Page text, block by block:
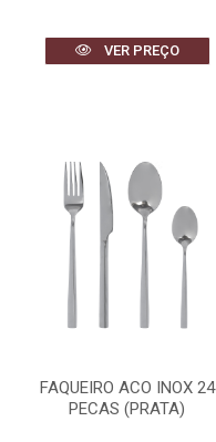
VER PREÇO
FAQUEIRO ACO INOX 24
PECAS (PRATA)